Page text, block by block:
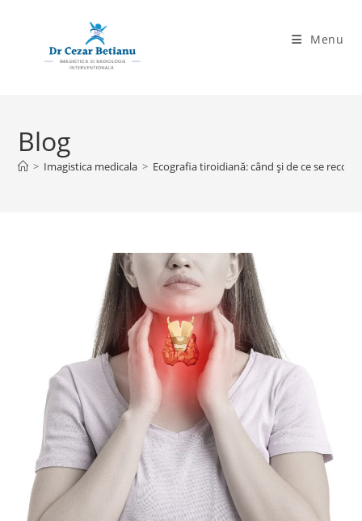
Menu
Blog
> Imagistica medicala > Ecografia tiroidiană: când și de ce se